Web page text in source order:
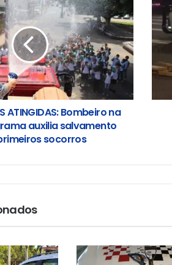
ATINGIDAS: Bombeiro na
auxilia salvamento
socorros